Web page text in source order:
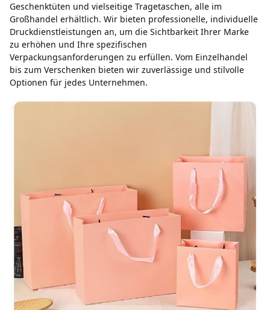
Geschenktüten und vielseitige Tragetaschen, alle im
Großhandel erhältlich. Wir bieten professionelle, individuelle
Druckdienstleistungen an, um die Sichtbarkeit Ihrer Marke
zu erhöhen und Ihre spezifischen
Verpackungsanforderungen zu erfüllen. Vom Einzelhandel
bis zum Verschenken bieten wir zuverlässige und stilvolle
Optionen für jedes Unternehmen.